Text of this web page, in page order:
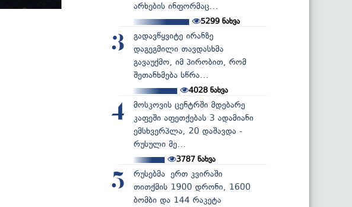
არხების ინფორმაც...
5299 ნახვა
3
გადავწყვიტე ირანზე
დაგეგმილი თავდასხმა
გავაუქმო, იმ პირობით, რომ
შეთანხმება სწრა...
4028ნახვა
4
მოსკოვის ცენტრში მდებარე
კაფეში აფეთქებას 3 ადამიანი
ემსხვერპლა, 20 დაშავდა -
რუსული მე...
3787ნახვა
5
რუსებმა ერთ კვირაში
თითქმის 1900 დრონი, 1600
ბომბი და 144 რაკეტა